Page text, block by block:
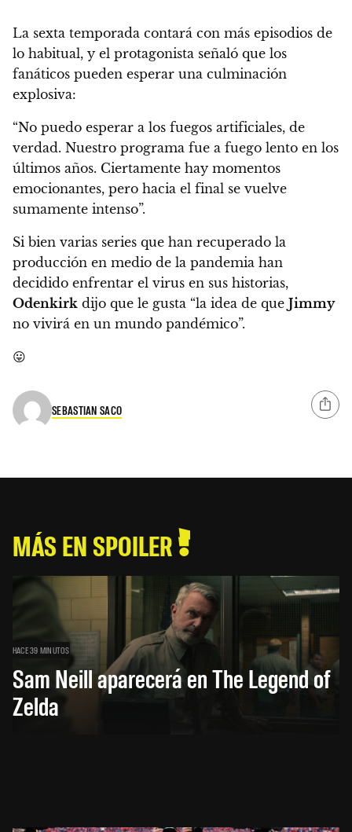
La sexta temporada contará con más episodios de
lo habitual, y el protagonista señaló que los
fanáticos pueden esperar una culminación
explosiva:
“No puedo esperar a los fuegos artificiales, de
verdad. Nuestro programa fue a fuego lento en los
últimos años. Ciertamente hay momentos
emocionantes, pero hacia el final se vuelve
sumamente intenso”.
Si bien varias series que han recuperado la
producción en medio de la pandemia han
decidido enfrentar el virus en sus historias,
Odenkirk dijo que le gusta “la idea de que Jimmy
no vivirá en un mundo pandémico”.
😛
SEBASTIAN SACO
MÁS EN SPOILER
HACE 39 MINUTOS
Sam Neill aparecerá en The Legend of
Zelda